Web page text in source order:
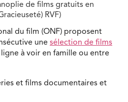
de films gratuits en
RVF)
du film (ONF) proposent
une sélection de films
à voir en famille ou entre
et films documentaires et